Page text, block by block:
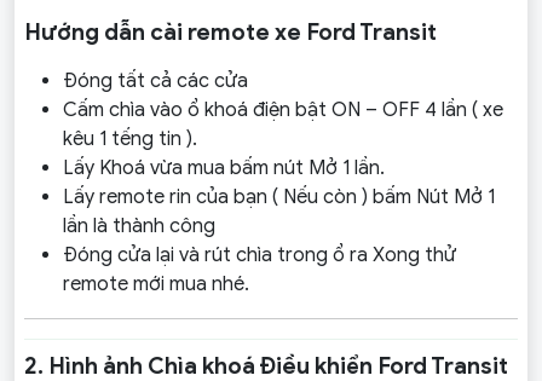
Hướng dẫn cài remote xe Ford Transit
Đóng tất cả các cửa
Cấm chìa vào ổ khoá điện bật ON – OFF 4 lần ( xe
kêu 1 tếng tin ).
Lấy Khoá vừa mua bấm nút Mở 1 lần.
Lấy remote rin của bạn ( Nếu còn ) bấm Nút Mở 1
lần là thành công
Đóng cửa lại và rút chìa trong ổ ra Xong thử
remote mới mua nhé.
2. Hình ảnh Chìa khoá Điều khiển Ford Transit